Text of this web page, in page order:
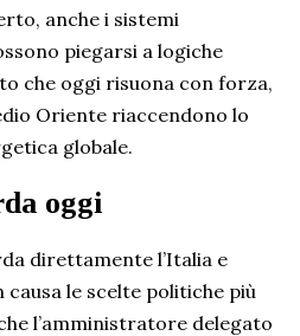
anche i sistemi
piegarsi a logiche
che oggi risuona con forza,
Oriente riaccendono lo
globale.
oggi
direttamente l’Italia e
causa le scelte politiche più
l’amministratore delegato